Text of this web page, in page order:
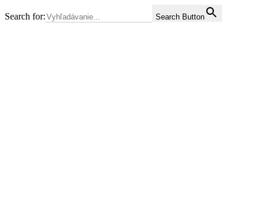
Search for: Search Button